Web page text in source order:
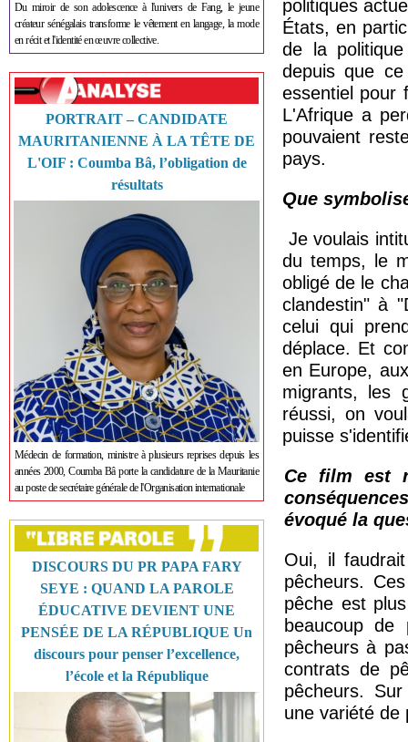
Du miroir de son adolescence à l'univers de Fang, le jeune
créateur sénégalais transforme le vêtement en langage, la mode
en récit et l'identité en œuvre collective.
PORTRAIT – CANDIDATE
MAURITANIENNE À LA TÊTE DE
L'OIF : Coumba Bâ, l’obligation de
résultats
Médecin de formation, ministre à plusieurs reprises depuis les
années 2000, Coumba Bâ porte la candidature de la Mauritanie
au poste de secrétaire générale de l'Organisation internationale
DISCOURS DU PR PAPA FARY
SEYE : QUAND LA PAROLE
ÉDUCATIVE DEVIENT UNE
PENSÉE DE LA RÉPUBLIQUE Un
discours pour penser l’excellence,
l’école et la République
politiques
États, en
de la
depuis que
essentiel pour
L'Afrique a
pouvaient
pays.
Que
Je voulais
du temps, le
obligé de le
clandestin" à
celui qui
déplace. Et
en Europe,
migrants, les
réussi, on
puisse
Ce film est
évoqué la
Oui, il
pêcheurs.
pêche est
beaucoup
pêcheurs à
contrats de
pêcheurs.
une variété de